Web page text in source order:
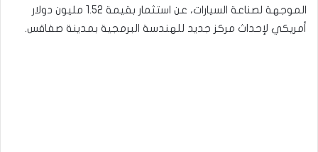
الموجهة لصناعة السيارات، عن استثمار بقيمة 1.52 مليون دولار
أمريكي لإحداث مركز جديد للهندسة البرمجية بمدينة صفاقس.